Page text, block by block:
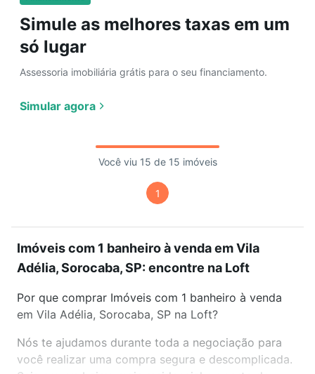
Simule as melhores taxas em um
só lugar
Assessoria imobiliária grátis para o seu financiamento.
Simular agora
Você viu 15 de 15 imóveis
1
Imóveis com 1 banheiro à venda em Vila
Adélia, Sorocaba, SP: encontre na Loft
Por que comprar Imóveis com 1 banheiro à venda
em Vila Adélia, Sorocaba, SP na Loft?
Nós te ajudamos durante toda a negociação para
você realizar uma compra segura e descomplicada.